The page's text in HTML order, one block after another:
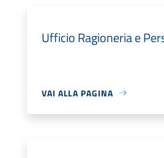
Ufficio Ragioneria e
VAI ALLA PAGINA